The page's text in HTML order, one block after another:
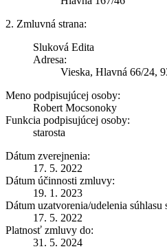
2. Zmluvná strana:
Sluková Edita
Adresa:
Vieska, Hlavná 66/24,
Meno podpisujúcej osoby:
Robert Mocsonoky
Funkcia podpisujúcej osoby:
starosta
Dátum zverejnenia:
17. 5. 2022
Dátum účinnosti zmluvy:
19. 1. 2023
Dátum uzatvorenia/udelenia
17. 5. 2022
Platnosť zmluvy do:
31. 5. 2024